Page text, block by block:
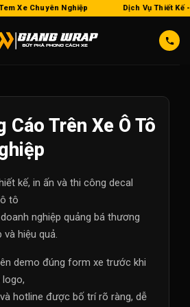
Chuyên Nghiệp Dịch Vụ Thiết Kế - In
Cáo Trên Xe Ô Tô
kế, in ấn và thi công decal
tô
nghiệp quảng bá thương
và hiệu quả.
demo đúng form xe trước khi
hotline được bố trí rõ ràng, dễ